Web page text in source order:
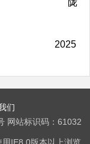
们
网站标识码：61032
IE8.0版本以上浏览